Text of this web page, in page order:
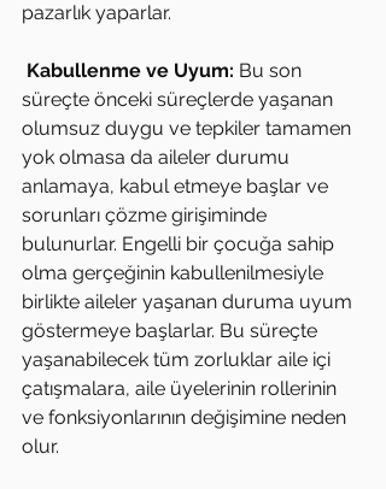
pazarlık yaparlar.
Kabullenme ve Uyum: Bu son
süreçte önceki süreçlerde yaşanan
olumsuz duygu ve tepkiler tamamen
yok olmasa da aileler durumu
anlamaya, kabul etmeye başlar ve
sorunları çözme girişiminde
bulunurlar. Engelli bir çocuğa sahip
olma gerçeğinin kabullenilmesiyle
birlikte aileler yaşanan duruma uyum
göstermeye başlarlar. Bu süreçte
yaşanabilecek tüm zorluklar aile içi
çatışmalara, aile üyelerinin rollerinin
ve fonksiyonlarının değişimine neden
olur.